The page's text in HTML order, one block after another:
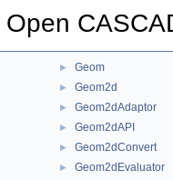
Open GCE2d
► Geom
► Geom2d
► Geom2dAdaptor
► Geom2dAPI
► Geom2dConvert
► Geom2dEvaluator